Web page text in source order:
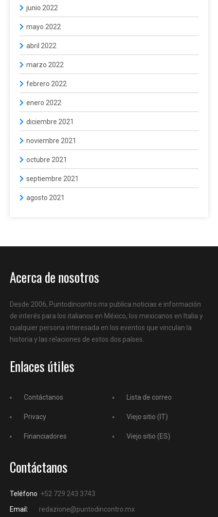
junio 2022
mayo 2022
abril 2022
marzo 2022
febrero 2022
enero 2022
diciembre 2021
noviembre 2021
octubre 2021
septiembre 2021
agosto 2021
Acerca de nosotros
Desde 2006, Puntodincontro.mx publica noticias e información
de interés para los italianos en México, los mexicanos en Italia y
cualquier persona interesada en los eventos que vinculan la
historia y las relaciones de estos dos países.
Enlaces útiles
Contáctanos
Privacy
Financiadores
Lista de correo
Viejo sitio (IT)
Viejo sitio (ES)
Contáctanos
Teléfono +52 729 243 3743
Email:
redazione@puntodincontro.mx